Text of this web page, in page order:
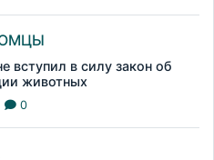
вступил в силу закон об
животных
0